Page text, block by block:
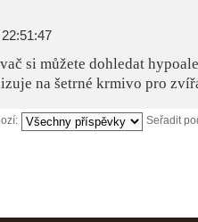
si můžete dohledat
na šetrné krmivo pro
Seřadit